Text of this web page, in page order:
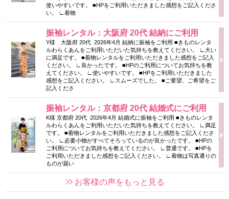
使いやすいです。 ■HPをご利用いただきました感想をご記入くださ
い。 ∟着物
振袖レンタル：大阪府 20代 結納にご利用
Y様 大阪府 20代 2026年4月 結納に振袖をご利用 ■きものレンタ
ルわらくあんをご利用いただいた気持ちを教えてください。 ∟大い
に満足です。 ■着物レンタルをご利用いただきました感想をご記入
ください。 ∟良かったです。 ■HPのご利用についてお気持ちを教
えてください。 ∟使いやすいです。 ■HPをご利用いただきました
感想をご記入ください。 ∟スムーズでした。 ■ご要望、ご希望をご
記入くださ
振袖レンタル：京都府 20代 結婚式にご利用
K様 京都府 20代 2026年4月 結婚式に振袖をご利用 ■きものレンタ
ルわらくあんをご利用いただいた気持ちを教えてください。 ∟満足
です。 ■着物レンタルをご利用いただきました感想をご記入くださ
い。 ∟必要小物がすべてそろっているのが良かったです。 ■HPの
ご利用についてお気持ちを教えてください。 ∟普通です。 ■HPを
ご利用いただきました感想をご記入ください。 ∟着物は写真通りの
ものが届い
お客様の声をもっと見る